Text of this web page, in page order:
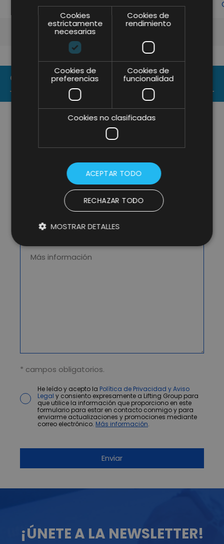
CONTACT US
* campos obligatorios.
He leído y acepto la Política de Privacidad y Aviso
Legal y consiento expresamente a Lifting Group para
que utilice la información que proporciono en este
formulario para estar en contacto conmigo y para
enviarme actualizaciones y promociones mediante
correo electrónico. Más información.
¡ÚNETE A LA NEWSLETTER!
Cookies
estrictamente
necesarias
Cookies de
rendimiento
Cookies de
preferencias
Cookies de
funcionalidad
Cookies no clasificadas
ACEPTAR TODO
RECHAZAR TODO
MOSTRAR DETALLES